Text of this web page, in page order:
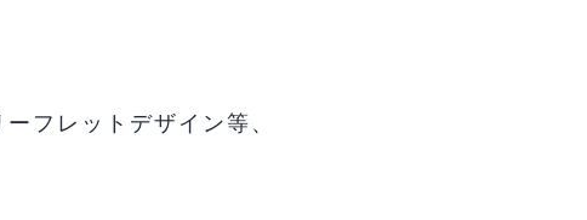
フレットデザイン等、